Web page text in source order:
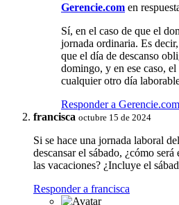
Gerencie.com en
Sí, en el caso de que el
jornada ordinaria. Es
que el día de descanso
domingo, y en ese caso,
cualquier otro día
Responder a Gerencie.com
francisca octubre 15 de 2024
Si se hace una jornada laboral
descansar el sábado, ¿cómo
las vacaciones? ¿Incluye el
Responder a francisca